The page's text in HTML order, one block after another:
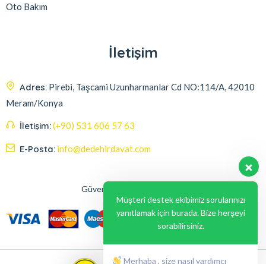
Oto Bakım
İletişim
Adres: Pirebi, Taşcami Uzunharmanlar Cd NO:114/A, 42010
Meram/Konya
İletişim:(+90) 531 606 57 63
E-Posta: info@dedehirdavat.com
Güvenli Ödeme Seçenekleri
Müşteri destek ekibimiz sorularınızı
yanıtlamak için burada. Bize herşeyi
sorabilirsiniz.
Merhaba , size nasıl yardımcı